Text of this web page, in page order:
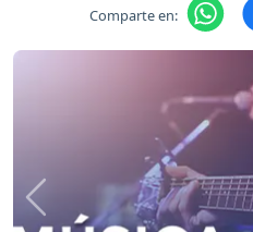
Comparte en:
Previous